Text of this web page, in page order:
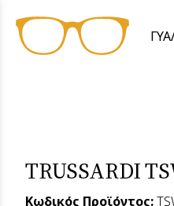
TRUSSARDI
Κωδικός Προϊόντος: